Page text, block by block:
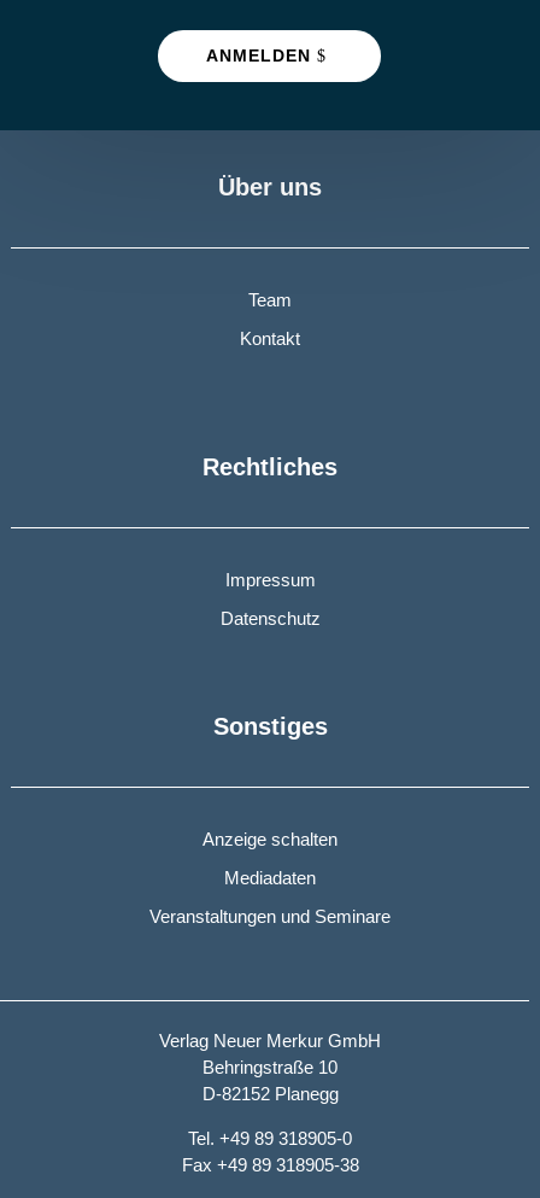
ANMELDEN
Über uns
Team
Kontakt
Rechtliches
Impressum
Datenschutz
Sonstiges
Anzeige schalten
Mediadaten
Veranstaltungen und Seminare
Verlag Neuer Merkur GmbH
Behringstraße 10
D-82152 Planegg
Tel. +49 89 318905-0
Fax +49 89 318905-38